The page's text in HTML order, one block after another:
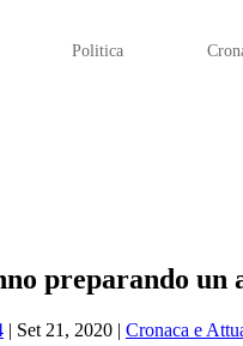
Politica
preparando un
| Set 21, 2020 | Cronaca e